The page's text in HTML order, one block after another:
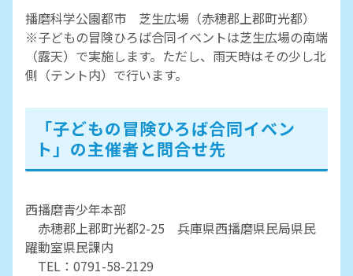
播磨科学公園都市 芝生広場（赤穂郡上郡町光都）
※子どもの冒険ひろば合同イベントは芝生広場の南端
（露天）で実施します。ただし、雨天時はその少し北
側（テント内）で行います。
「子どもの冒険ひろば合同イベン
ト」の主催者と問合せ先
西播磨青少年本部
赤穂郡上郡町光都2-25 兵庫県西播磨県民局県民
躍動室県民課内
TEL：0791-58-2129